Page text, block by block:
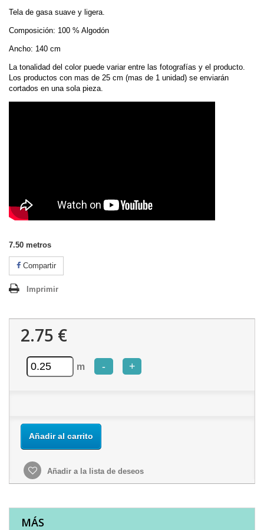
Tela de gasa suave y ligera.
Composición: 100 % Algodón
Ancho: 140 cm
La tonalidad del color puede variar entre las fotografías y el producto.
Los productos con mas de 25 cm (mas de 1 unidad) se enviarán
cortados en una sola pieza.
7.50 metros
Compartir
Imprimir
2.75 €
m - +
Añadir al carrito
Añadir a la lista de deseos
MÁS